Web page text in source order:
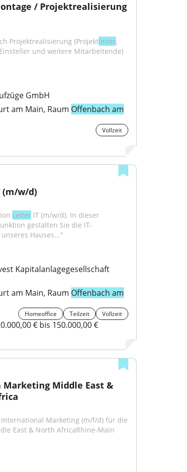
/ Projektrealisierung
Projekt­realisierung (Projekt­leiter,
und weitere Mitarbeitende)
GmbH
am Main, Raum Offenbach am
Vollzeit
w/d)
Leiter IT (m/w/d). In dieser
gestalten Sie die IT-
Hauses..."
Kapitalanlagegesellschaft
am Main, Raum Offenbach am
Homeoffice Teilzeit Vollzeit
€ bis 150.000,00 €
Marketing Middle East &
International Marketing (m/f/d) für die
East & North AfricaRhine‑Main